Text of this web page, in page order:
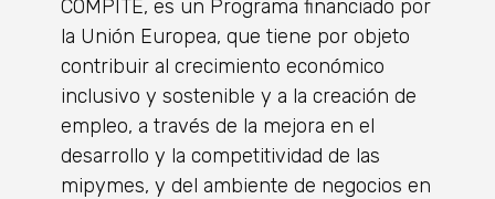
COMPITE, es un Programa financiado por
la Unión Europea, que tiene por objeto
contribuir al crecimiento económico
inclusivo y sostenible y a la creación de
empleo, a través de la mejora en el
desarrollo y la competitividad de las
mipymes, y del ambiente de negocios en